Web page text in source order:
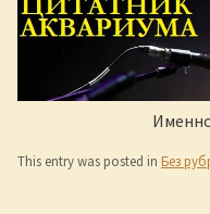
This entry was posted in Без